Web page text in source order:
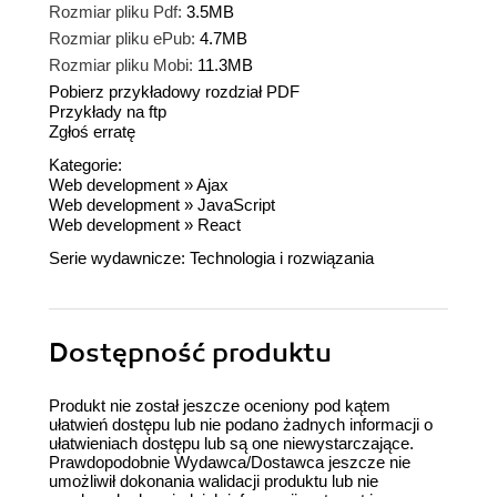
Rozmiar pliku Pdf: 3.5MB
Rozmiar pliku ePub: 4.7MB
Rozmiar pliku Mobi: 11.3MB
Pobierz przykładowy rozdział PDF
Przykłady na ftp
Zgłoś erratę
Kategorie:
Web development »Ajax
Web development » JavaScript
Web development » React
Serie wydawnicze: Technologia i rozwiązania
Dostępność produktu
Produkt nie został jeszcze oceniony pod kątem
ułatwień dostępu lub nie podano żadnych informacji o
ułatwieniach dostępu lub są one niewystarczające.
Prawdopodobnie Wydawca/Dostawca jeszcze nie
umożliwił dokonania walidacji produktu lub nie